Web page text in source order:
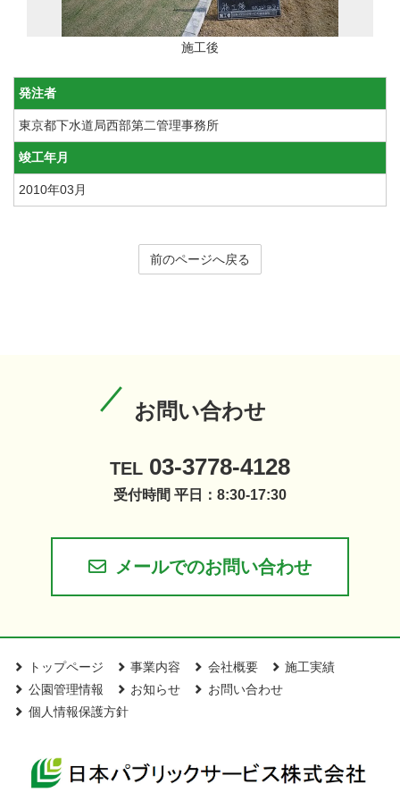
施工後
発注者
東京都下水道局西部第二管理事務所
竣工年月
2010年03月
前のページへ戻る
お問い合わせ
TEL 03-3778-4128
受付時間 平日：8:30-17:30
メールでのお問い合わせ
トップページ 事業内容 会社概要
施工実績
公園管理情報
お知らせ
お問い合わせ
個人情報保護方針